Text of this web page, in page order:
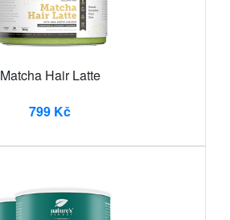
Matcha Hair Latte
799 Kč